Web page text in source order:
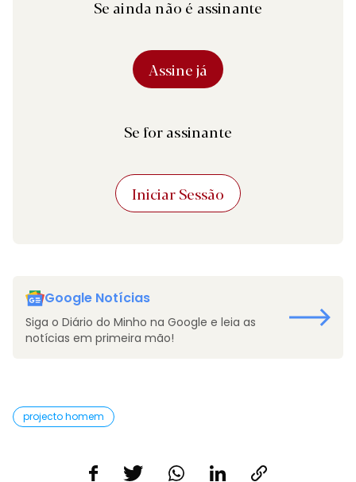
Se ainda não é assinante
Assine já
Se for assinante
Iniciar Sessão
Google Notícias
Siga o Diário do Minho na Google e leia as
notícias em primeira mão!
projecto homem